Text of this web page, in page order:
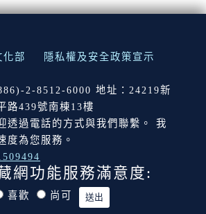
化部
隱私權及安全政策宣示
2-8512-6000 地址：24219新
路439號南棟13樓
透過電話的方式與我們聯繫。 我
度為您服務。
網功能服務滿意度:
喜歡 尚可